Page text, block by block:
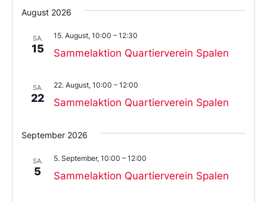
Sie
das
aus.
August 2026
SA.
15 Sammelaktion Quartierverein Spalen
15. August, 10:00 – 12:30
SA.
22 Sammelaktion Quartierverein Spalen
22. August, 10:00 – 12:00
September 2026
SA.
5 Sammelaktion Quartierverein Spalen
5. September, 10:00 – 12:00